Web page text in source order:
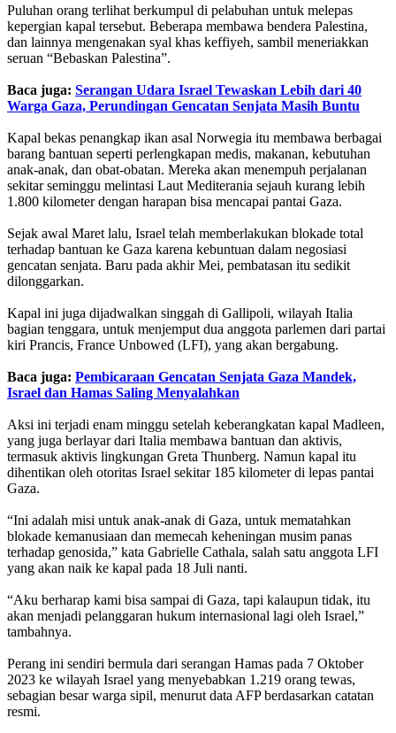
Puluhan orang terlihat berkumpul di pelabuhan untuk melepas
kepergian kapal tersebut. Beberapa membawa bendera Palestina,
dan lainnya mengenakan syal khas keffiyeh, sambil meneriakkan
seruan “Bebaskan Palestina”.
Baca juga: Serangan Udara Israel Tewaskan Lebih dari 40
Warga Gaza, Perundingan Gencatan Senjata Masih Buntu
Kapal bekas penangkap ikan asal Norwegia itu membawa berbagai
barang bantuan seperti perlengkapan medis, makanan, kebutuhan
anak-anak, dan obat-obatan. Mereka akan menempuh perjalanan
sekitar seminggu melintasi Laut Mediterania sejauh kurang lebih
1.800 kilometer dengan harapan bisa mencapai pantai Gaza.
Sejak awal Maret lalu, Israel telah memberlakukan blokade total
terhadap bantuan ke Gaza karena kebuntuan dalam negosiasi
gencatan senjata. Baru pada akhir Mei, pembatasan itu sedikit
dilonggarkan.
Kapal ini juga dijadwalkan singgah di Gallipoli, wilayah Italia
bagian tenggara, untuk menjemput dua anggota parlemen dari partai
kiri Prancis, France Unbowed (LFI), yang akan bergabung.
Baca juga: Pembicaraan Gencatan Senjata Gaza Mandek,
Israel dan Hamas Saling Menyalahkan
Aksi ini terjadi enam minggu setelah keberangkatan kapal Madleen,
yang juga berlayar dari Italia membawa bantuan dan aktivis,
termasuk aktivis lingkungan Greta Thunberg. Namun kapal itu
dihentikan oleh otoritas Israel sekitar 185 kilometer di lepas pantai
Gaza.
“Ini adalah misi untuk anak-anak di Gaza, untuk mematahkan
blokade kemanusiaan dan memecah keheningan musim panas
terhadap genosida,” kata Gabrielle Cathala, salah satu anggota LFI
yang akan naik ke kapal pada 18 Juli nanti.
“Aku berharap kami bisa sampai di Gaza, tapi kalaupun tidak, itu
akan menjadi pelanggaran hukum internasional lagi oleh Israel,”
tambahnya.
Perang ini sendiri bermula dari serangan Hamas pada 7 Oktober
2023 ke wilayah Israel yang menyebabkan 1.219 orang tewas,
sebagian besar warga sipil, menurut data AFP berdasarkan catatan
resmi.